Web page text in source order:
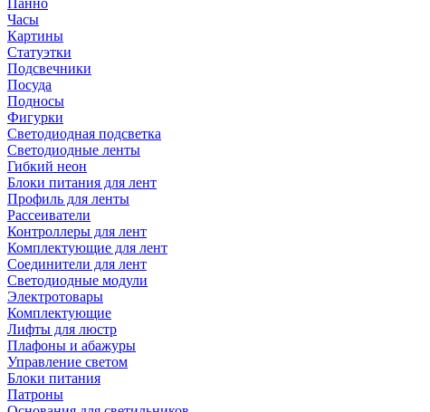
Панно
Часы
Картины
Статуэтки
Подсвечники
Посуда
Подносы
Фигурки
Светодиодная подсветка
Светодиодные ленты
Гибкий неон
Блоки питания для лент
Профиль для ленты
Рассеиватели
Контроллеры для лент
Комплектующие для лент
Соединители для лент
Светодиодные модули
Электротовары
Комплектующие
Лифты для люстр
Плафоны и абажуры
Управление светом
Блоки питания
Патроны